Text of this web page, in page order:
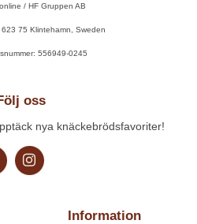
/ HF Gruppen AB
75 Klintehamn, Sweden
556949-0245
Information
oss
nya knäckebrödsfavoriter!